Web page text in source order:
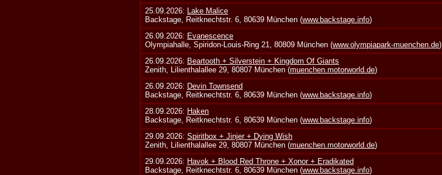
25.09.2026: Lake Malice
Backstage, Reitknechtstr. 6, 80639 München (www.backstage.info)
26.09.2026: Evanescence
Olympiahalle, Spiridon-Louis-Ring 21, 80809 München (www.olympiapark-muenchen.de)
26.09.2026: Beartooth + Silverstein + Kingdom Of Giants
Zenith, Lilienthalallee 29, 80807 München (muenchen.motorworld.de)
26.09.2026: Devin Townsend
Backstage, Reitknechtstr. 6, 80639 München (www.backstage.info)
28.09.2026: Haken
Backstage, Reitknechtstr. 6, 80639 München (www.backstage.info)
29.09.2026:Spiritbox + Jinjer + Dying Wish
Zenith, Lilienthalallee 29, 80807 München (muenchen.motorworld.de)
29.09.2026: Havok + Blood Red Throne + Xonor + Eradikated
Backstage, Reitknechtstr. 6, 80639 München (www.backstage.info)